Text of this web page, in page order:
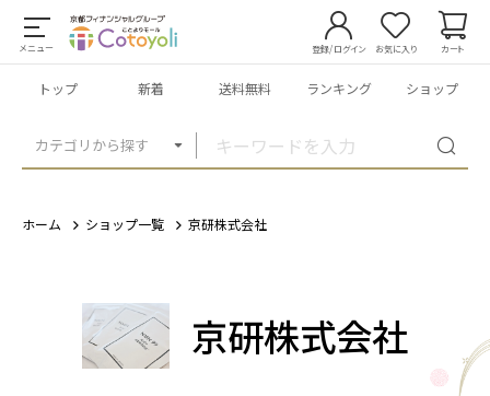
メニュー
カテゴリから探す
登録/ログイン お気に入り カート
トップ 新着 送料無料 ランキング ショップ
ホーム ショップ一覧 京研株式会社
京研株式会社